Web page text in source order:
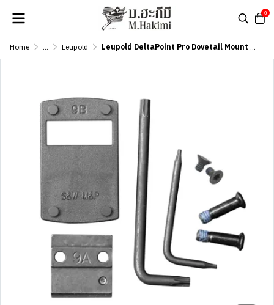
0
Home ... Leupold Leupold DeltaPoint Pro Dovetail Mount SW MP Matte